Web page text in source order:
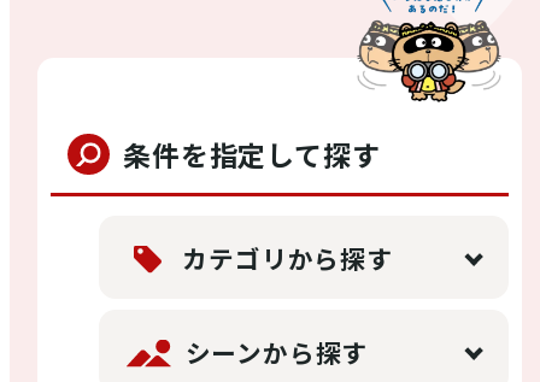
条件を指定して探す
カテゴリから探す
シーンから探す
店舗情報
体験・ガイド